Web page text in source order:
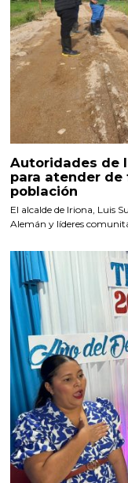
Autoridades de
para atender
población
El alcalde de Iriona, Luis
Alemán y líderes